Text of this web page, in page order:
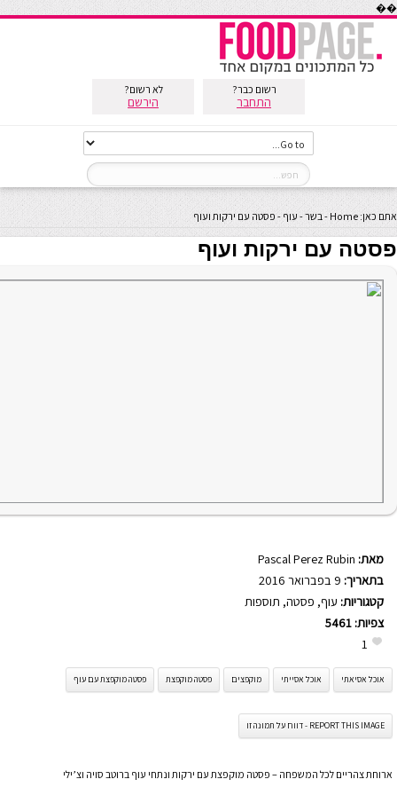
��
רשום כבר?
התחבר
לא רשום?
הירשם
אתם כאן: Home
-בשר- עוף - פסטה עם ירקות ועוף
פסטה עם ירקות ועוף
מאת: Pascal Perez Rubin
בתאריך:
קטגוריות: עוף, פסטה, תוספות
צפיות: 5461
1
אוכל אסיאתי אוכל אסייתי מוקפצים פסטה מוקפצת פסטה מוקפצת עם עוף
REPORT THIS IMAGE - דווח על תמונה זו
ארוחת צהריים לכל המשפחה – פסטה מוקפצת עם ירקות ונתחי עוף ברוטב סויה וצ’ילי